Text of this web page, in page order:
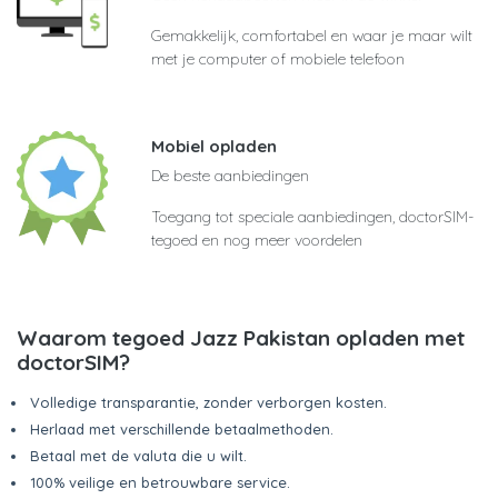
Gemakkelijk, comfortabel en waar je maar wilt
met je computer of mobiele telefoon
Mobiel opladen
De beste aanbiedingen
Toegang tot speciale aanbiedingen, doctorSIM-
tegoed en nog meer voordelen
Waarom tegoed Jazz Pakistan opladen met
doctorSIM?
Volledige transparantie, zonder verborgen kosten.
Herlaad met verschillende betaalmethoden.
Betaal met de valuta die u wilt.
100% veilige en betrouwbare service.